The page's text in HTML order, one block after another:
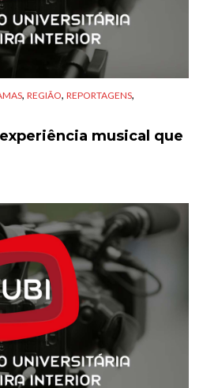
, REGIÃO, REPORTAGENS,
musical que